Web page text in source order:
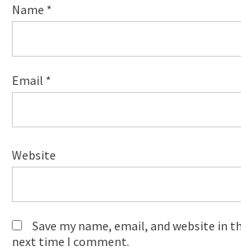
Name *
Email *
Website
Save my name, email, and website in
next time I comment.